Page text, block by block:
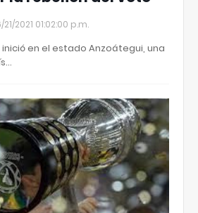
21/2021 01:02:00 p.m.
en el estado Anzoátegui, una